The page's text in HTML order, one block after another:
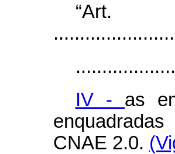
IV - as
CNAE 2.0.